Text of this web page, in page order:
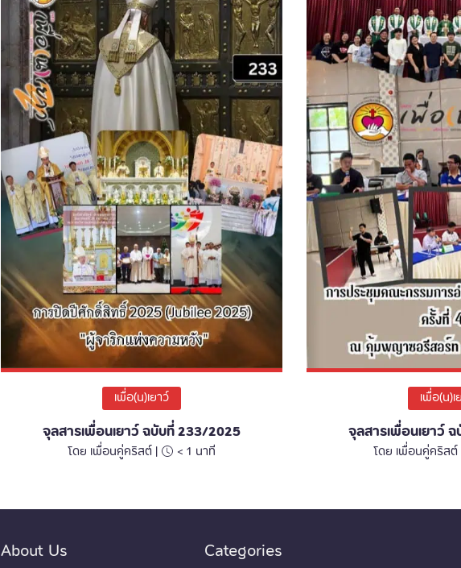
เพื่อ(น)เยาว์
จุลสารเพื่อนเยาว์ ฉบับที่ 233/2025
โดย เพื่อนคู่คริสต์ | < 1 นาที
เพื่อ(น)
จุลสารเพื่อนเยาว์
โดย เพื่อนคู่คริสต์
About Us Categories